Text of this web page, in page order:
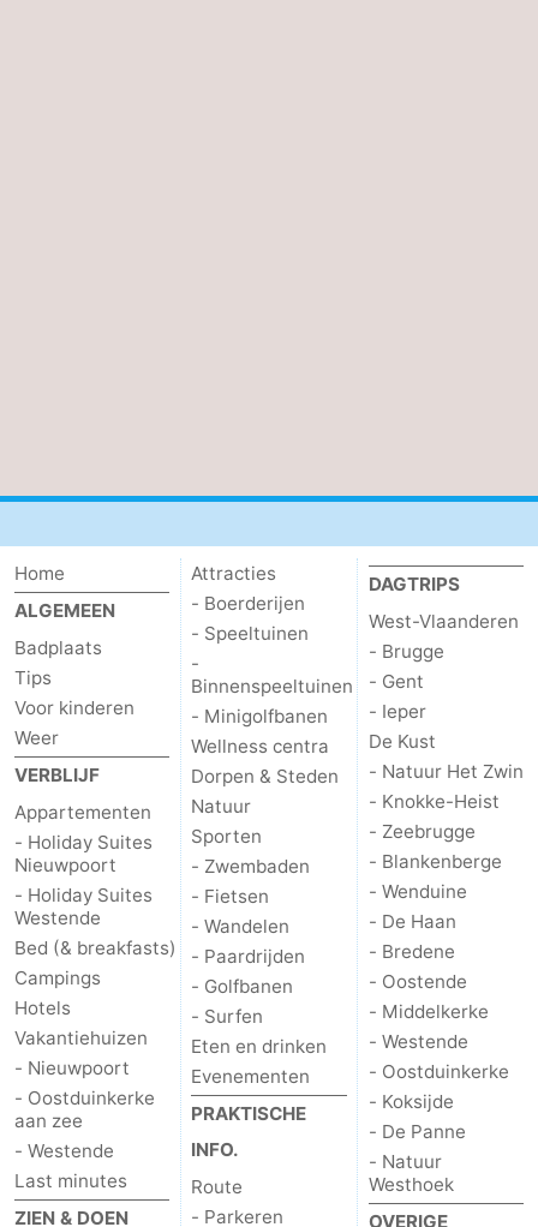
Home
ALGEMEEN
Badplaats
Tips
Voor kinderen
Weer
VERBLIJF
Appartementen
- Holiday Suites
Nieuwpoort
- Holiday Suites
Westende
Bed (& breakfasts)
Campings
Hotels
Vakantiehuizen
- Nieuwpoort
- Oostduinkerke
aan zee
- Westende
Last minutes
ZIEN & DOEN
Attracties
- Boerderijen
- Speeltuinen
-
Binnenspeeltuinen
- Minigolfbanen
Wellness centra
Dorpen & Steden
Natuur
Sporten
- Zwembaden
- Fietsen
- Wandelen
- Paardrijden
- Golfbanen
- Surfen
Eten en drinken
Evenementen
PRAKTISCHE
INFO.
Route
- Parkeren
DAGTRIPS
West-Vlaanderen
- Brugge
- Gent
- Ieper
De Kust
- Natuur Het Zwin
- Knokke-Heist
- Zeebrugge
- Blankenberge
- Wenduine
- De Haan
- Bredene
- Oostende
- Middelkerke
- Westende
- Oostduinkerke
- Koksijde
- De Panne
- Natuur
Westhoek
OVERIGE